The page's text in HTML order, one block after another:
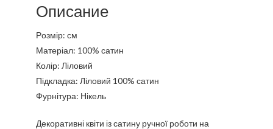
o
k
Описание
Розмір: см
Матеріал: 100% сатин
Колір: Ліловий
Підкладка: Ліловий 100% сатин
Фурнітура: Нікель
Декоративні квіти із сатину ручної роботи на